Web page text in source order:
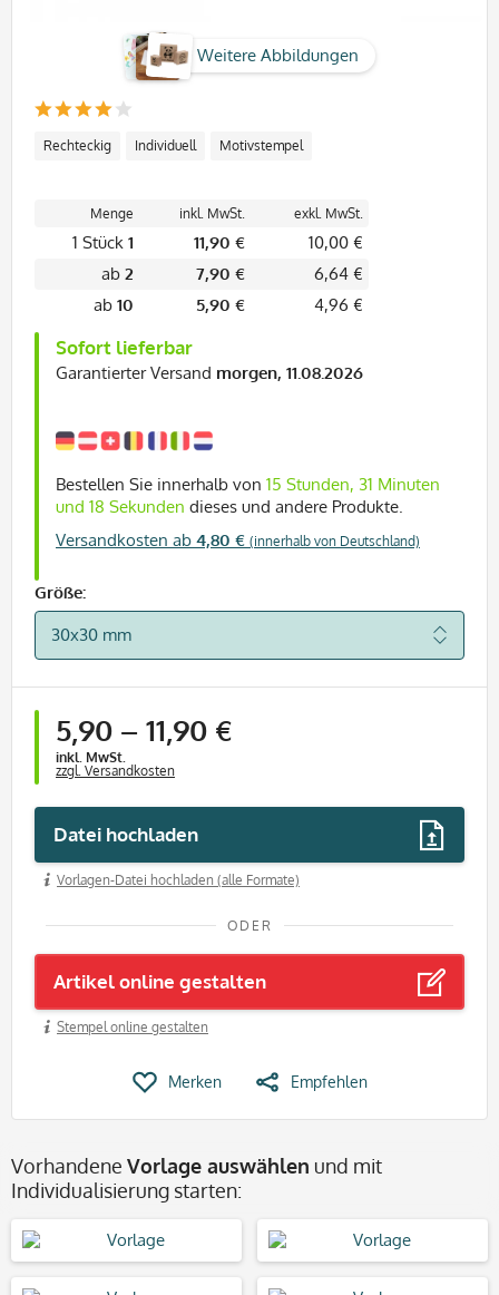
Weitere Abbildungen
Rechteckig Individuell Motivstempel
Sofort lieferbar
Garantierter Versand morgen, 11.08.2026
Bestellen Sie innerhalb von 15 Stunden, 31 Minuten
und 17 Sekunden dieses und andere Produkte.
Versandkosten ab 4,80 € (innerhalb von Deutschland)
Menge inkl. MwSt. exkl. MwSt.
1 Stück 1 11,90 €
10,00 €
ab 2 7,90 €
6,64 €
ab 10 5,90 € 4,96 €
Größe:
ab
5,90 – 1 Stück
11,90 €
inkl. MwSt.
zzgl. Versandkosten
Datei hochladen
Vorlagen-Datei hochladen (alle Formate)
ODER
Artikel online gestalten
Stempel online gestalten
Merken Empfehlen
Vorhandene Vorlage auswählen und mit
Individualisierung starten: